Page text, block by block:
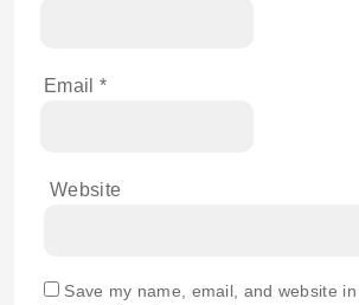
Email *
Website
Save my name, email, and website